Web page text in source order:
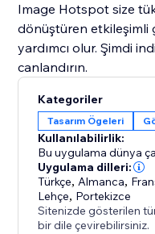
Image Hotspot size
dönüştüren etkileşimli
yardımcı olur. Şimdi
canlandırın.
Kategoriler
Tasarım Ögeleri
Kullanılabilirlik:
Bu uygulama dünya
Uygulama dilleri:
Türkçe, Almanca,
Lehçe, Portekizce
Sitenizde gösterilen
bir dile çevirebilirsiniz.